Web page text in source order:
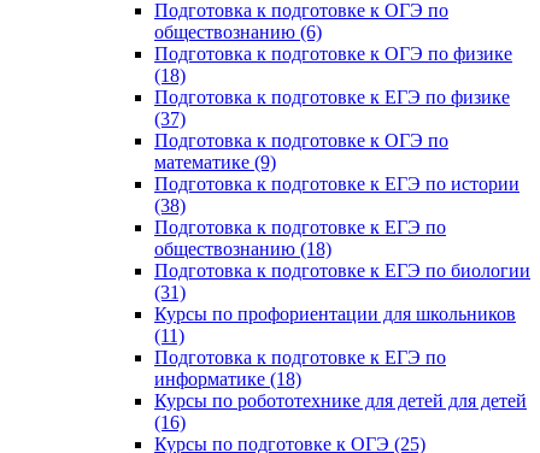
Подготовка к подготовке к ОГЭ по
обществознанию (6)
Подготовка к подготовке к ОГЭ по физике
(18)
Подготовка к подготовке к ЕГЭ по физике
(37)
Подготовка к подготовке к ОГЭ по
математике (9)
Подготовка к подготовке к ЕГЭ по истории
(38)
Подготовка к подготовке к ЕГЭ по
обществознанию (18)
Подготовка к подготовке к ЕГЭ по биологии
(31)
Курсы по профориентации для школьников
(11)
Подготовка к подготовке к ЕГЭ по
информатике (18)
Курсы по робототехнике для детей для детей
(16)
Курсы по подготовке к ОГЭ (25)